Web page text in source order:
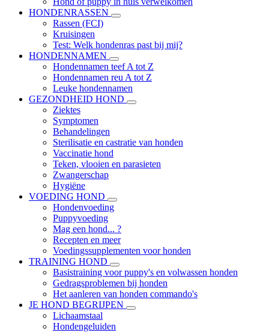
HONDENRASSEN
Rassen (FCI)
Kruisingen
Test: Welk hondenras past bij mij?
HONDENNAMEN
Hondennamen teef A tot Z
Hondennamen reu A tot Z
Leuke hondennamen
GEZONDHEID HOND
Ziektes
Symptomen
Behandelingen
Sterilisatie en castratie van honden
Vaccinatie hond
Teken, vlooien en parasieten
Zwangerschap
Hygiëne
VOEDING HOND
Hondenvoeding
Puppyvoeding
Mag een hond... ?
Recepten en meer
Voedingssupplementen voor honden
TRAINING HOND
Basistraining voor puppy's en volwassen honden
Gedragsproblemen bij honden
Het aanleren van honden commando's
JE HOND BEGRIJPEN
Lichaamstaal
Hondengeluiden